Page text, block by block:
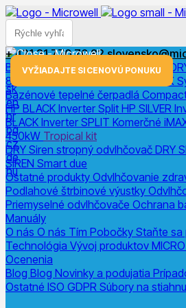
+ 421 31 770 70 82
menu
sk
en
hr
bg
cz
de
hu
Bazénové odvlhčovače DRY 300
800
DRY X
Bazénové tepelné čerpadlá
HP BLACK Inverter Split HP SILVER
BLACK Inverter SPLIT Komerčné
450kW Tropical kit
DRY Siren stropný odvlhčovač DRY
SIREN Smart due
Ostatné produkty Odvlhčovanie
Podlahové štrbinové výustky
Priemyselné odvlhčovače Ochrana
Manuály
O nás O nás Tím Pobočky Staňte sa
Technológia Vývoj produktov
Ocenenia
Blog Blog Novinky a podujatia
Ostatné ISO GDPR Súbory na
VYŽIADAJTE SI CENOVÚ PONUKU